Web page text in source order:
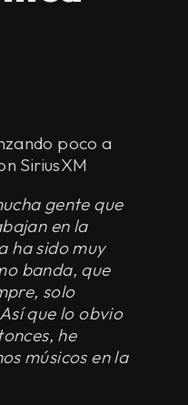
poco a
SiriusXM
gente que
en la
ha sido muy
banda, que
solo
que lo obvio
he
músicos en la